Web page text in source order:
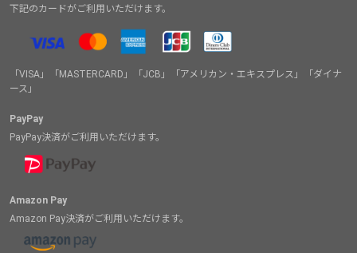
下記のカードがご利用いただけます。
「VISA」「MASTERCARD」「JCB」「アメリカン・エキスプレス」「ダイナ
ース」
PayPay
PayPay決済がご利用いただけます。
Amazon Pay
Amazon Pay決済がご利用いただけます。